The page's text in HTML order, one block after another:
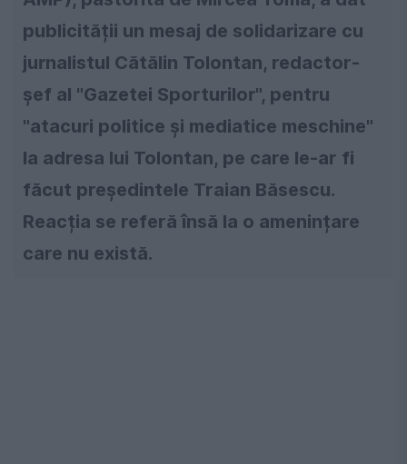
publicității un mesaj de solidarizare cu
jurnalistul Cătălin Tolontan, redactor-
șef al "Gazetei Sporturilor", pentru
"atacuri politice și mediatice meschine"
la adresa lui Tolontan, pe care le-ar fi
făcut președintele Traian Băsescu.
Reacția se referă însă la o amenințare
care nu există.